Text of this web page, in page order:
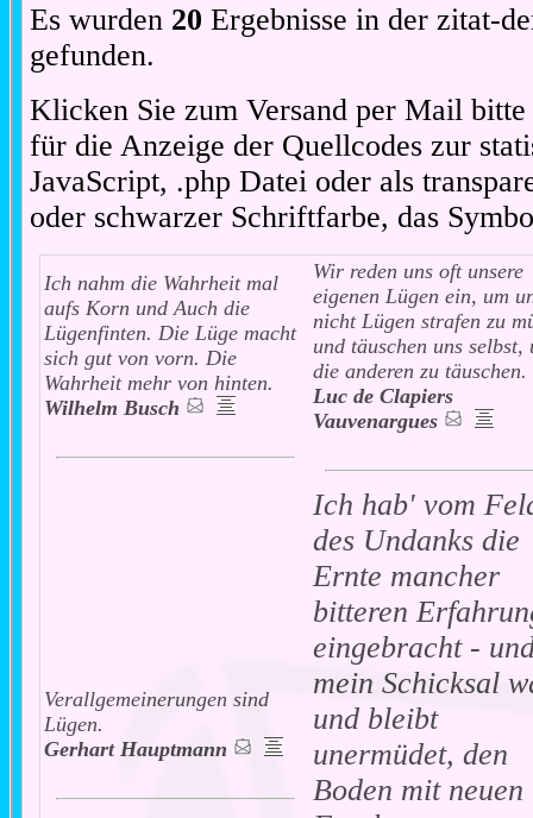
Es wurden 20 Ergebnisse in der zitat-
gefunden.
Klicken Sie zum Versand per Mail
für die Anzeige der Quellcodes zur
JavaScript, .php Datei oder als
oder schwarzer Schriftfarbe, das
Ich nahm die Wahrheit mal
aufs Korn und Auch die
Lügenfinten. Die Lüge macht
sich gut von vorn. Die
Wahrheit mehr von hinten.
Wilhelm Busch
Wir reden uns oft unsere
eigenen Lügen ein, um
nicht Lügen strafen zu
und täuschen uns selbst,
die anderen zu täuschen.
Luc de Clapiers
Vauvenargues
Verallgemeinerungen sind
Lügen.
Gerhart Hauptmann
Ich hab' vom
des Undanks die
Ernte mancher
bitteren
eingebracht -
mein Schicksal
und bleibt
unermüdet, den
Boden mit neuen